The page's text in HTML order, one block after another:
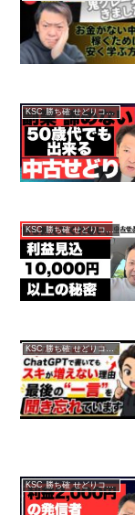
KSC 勝ち確 せどりコミュニティ
KSC 勝ち確 せどりコミュニティ
KSC 勝ち確 せどりコミュニティ